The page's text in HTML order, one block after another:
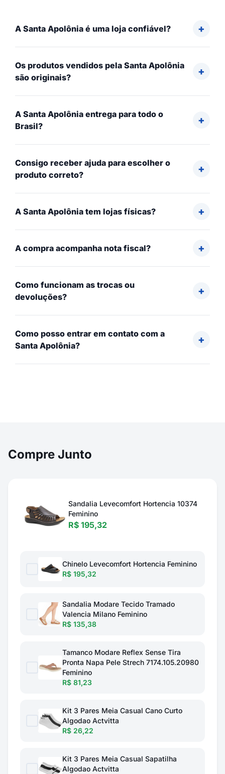
A Santa Apolônia é uma loja confiável?
Os produtos vendidos pela Santa Apolônia
são originais?
A Santa Apolônia entrega para todo o
Brasil?
Consigo receber ajuda para escolher o
produto correto?
A Santa Apolônia tem lojas físicas?
A compra acompanha nota fiscal?
Como funcionam as trocas ou
devoluções?
Como posso entrar em contato com a
Santa Apolônia?
Compre Junto
Sandalia Levecomfort Hortencia 10374
Feminino
R$ 195,32
Chinelo Levecomfort Hortencia Feminino
R$ 195,32
Sandalia Modare Tecido Tramado
Valencia Milano Feminino
R$ 135,38
Tamanco Modare Reflex Sense Tira
Pronta Napa Pele Strech 7174.105.20980
Feminino
R$ 81,23
Kit 3 Pares Meia Casual Cano Curto
Algodao Actvitta
R$ 26,22
Kit 3 Pares Meia Casual Sapatilha
Algodao Actvitta